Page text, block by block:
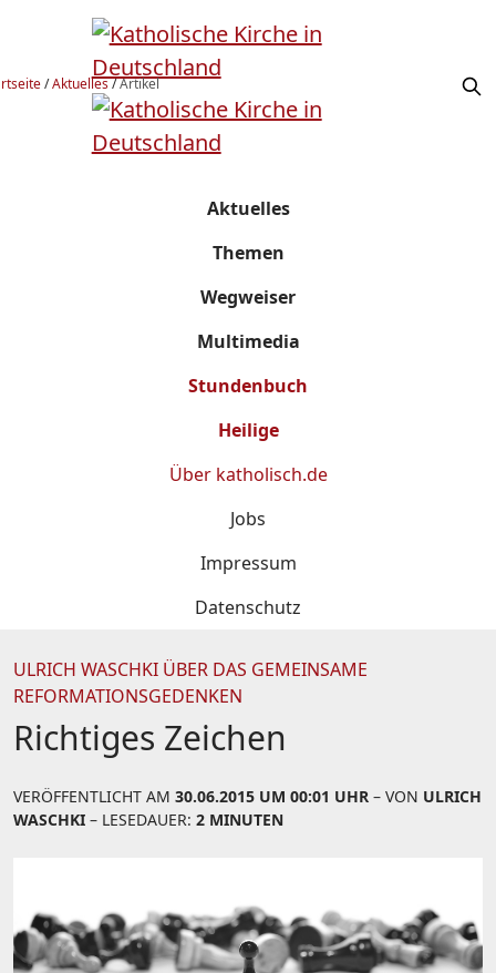
/Aktuelles/Artikel
Aktuelles
Themen
Wegweiser
Multimedia
Stundenbuch
Heilige
Über katholisch.de
Jobs
Impressum
Datenschutz
ULRICH WASCHKI ÜBER DAS GEMEINSAME
REFORMATIONSGEDENKEN
Richtiges Zeichen
VERÖFFENTLICHT AM 30.06.2015 UM 00:01 UHR – VON ULRICH
WASCHKI – LESEDAUER: 2 MINUTEN